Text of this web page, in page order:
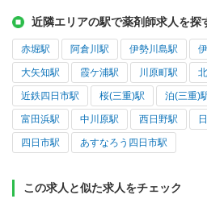
近隣エリアの駅で薬剤師求人を探
赤堀駅 阿倉川駅 伊勢川島駅
大矢知駅 霞ケ浦駅 川原町駅
近鉄四日市駅 桜(三重)駅 泊(三重)
富田浜駅 中川原駅 西日野駅
四日市駅 あすなろう四日市駅
この求人と似た求人をチェック